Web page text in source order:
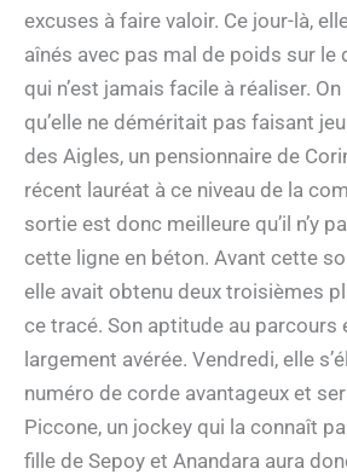
excuses à faire valoir. Ce jour-là,
aînés avec pas mal de poids sur le
qui n’est jamais facile à réaliser.
qu’elle ne déméritait pas faisant
des Aigles, un pensionnaire de
récent lauréat à ce niveau de la
sortie est donc meilleure qu’il n’y
cette ligne en béton. Avant cette
elle avait obtenu deux troisièmes
ce tracé. Son aptitude au parcours
largement avérée. Vendredi, elle
numéro de corde avantageux et
Piccone, un jockey qui la connaît
fille de Sepoy et Anandara aura